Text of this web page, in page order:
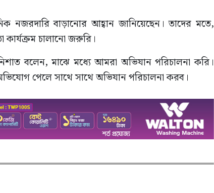
নজরদারি বাড়ানোর আহ্বান জানিয়েছেন। তাদের মতে,
চালানো জরুরি।
বলেন, মাঝে মধ্যে আমরা অভিযান পরিচালনা করি।
পেলে সাথে সাথে অভিযান পরিচালনা করব।